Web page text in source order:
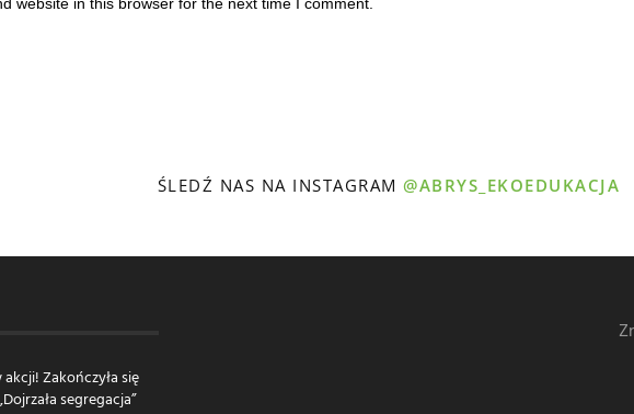
ŚLEDŹ NAS NA INSTAGRAM@ABRYS_EKOEDUKACJA
Zakończyła się
segregacja”